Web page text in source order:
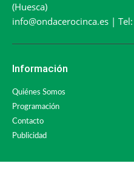
(Huesca)
info@ondacerocinca.es |
Información
Quiénes Somos
Programación
Contacto
Publicidad